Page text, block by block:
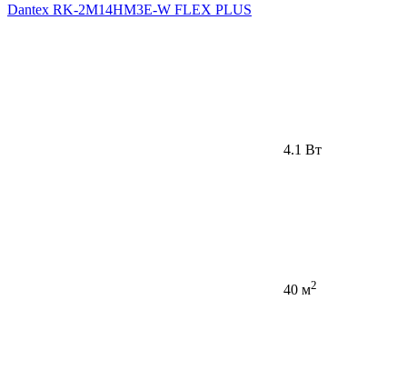
Dantex RK-2M14HM3E-W FLEX PLUS
4.1 Вт
40 м2